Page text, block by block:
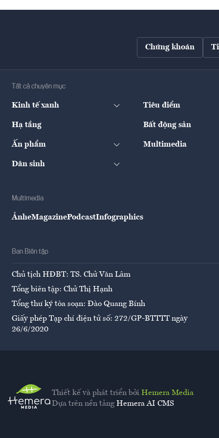
Chứng khoán
Tất cả chuyên mục
Kinh tế xanh Tiêu điểm
Hạ tầng Bất động sản
Ấn phẩm Multimedia
Dân sinh
Multimedia
ẢnheMagazinePodcastInfographics
Ban Biên tập
Chủ tịch HĐBT: TS. Chử Văn Lâm
Tổng biên tập: Chử Thị Hạnh
Tổng thư ký tòa soạn: Đào Quang Bính
Giấy phép Tạp chí điện tử số: 272/GP-BTTTT ngày
26/6/2020
Thiết kế và phát triển bởi Hemera Media
Dựa trên nền tảng Hemera AI CMS